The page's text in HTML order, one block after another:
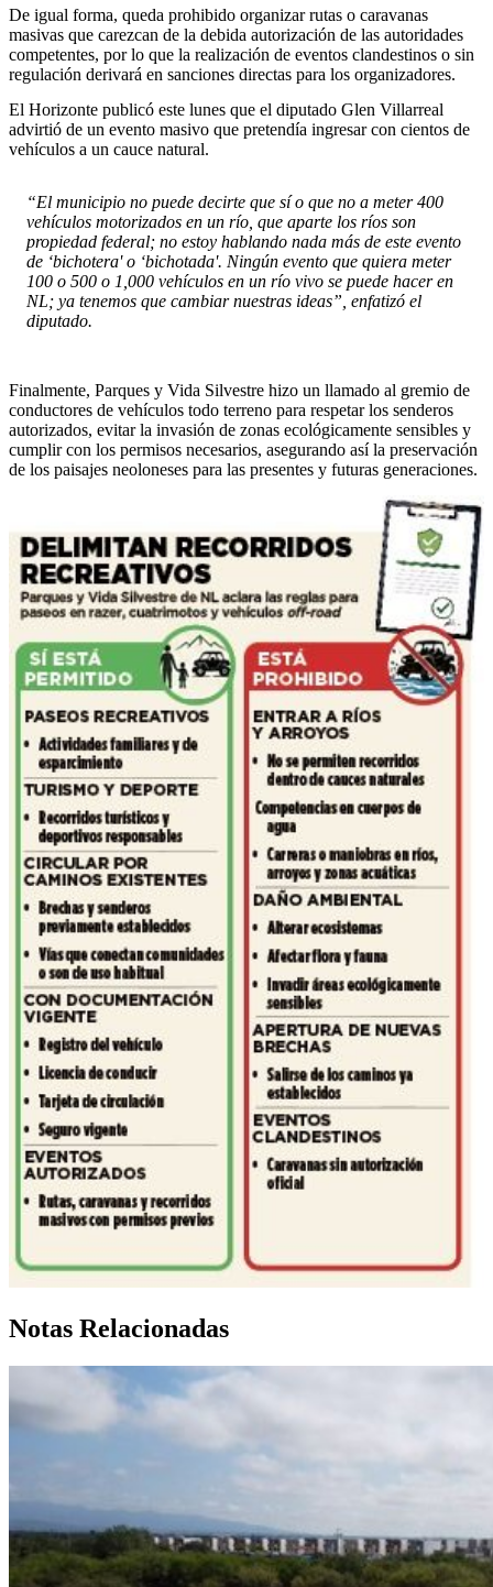
De igual forma, queda prohibido organizar rutas o caravanas
masivas que carezcan de la debida autorización de las autoridades
competentes, por lo que la realización de eventos clandestinos o sin
regulación derivará en sanciones directas para los organizadores.
El Horizonte publicó este lunes que el diputado Glen Villarreal
advirtió de un evento masivo que pretendía ingresar con cientos de
vehículos a un cauce natural.
“El municipio no puede decirte que sí o que no a meter 400
vehículos motorizados en un río, que aparte los ríos son
propiedad federal; no estoy hablando nada más de este evento
de ‘bichotera' o ‘bichotada'. Ningún evento que quiera meter
100 o 500 o 1,000 vehículos en un río vivo se puede hacer en
NL; ya tenemos que cambiar nuestras ideas”, enfatizó el
diputado.
Finalmente, Parques y Vida Silvestre hizo un llamado al gremio de
conductores de vehículos todo terreno para respetar los senderos
autorizados, evitar la invasión de zonas ecológicamente sensibles y
cumplir con los permisos necesarios, asegurando así la preservación
de los paisajes neoloneses para las presentes y futuras generaciones.
Notas Relacionadas